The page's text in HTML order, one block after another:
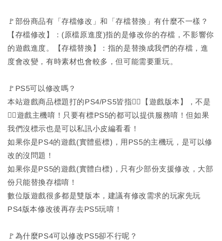
🚩部份商品有「存檔修改」和「存檔替換」有什麼不一樣？
【存檔修改】：(原檔原進度)指的是修改你的存檔，不影響你
的遊戲進度。【存檔替換】：指的是替換成我們的存檔，進
度會改變，有時素材也會較多，但可能需要重玩。
🚩PS5可以修改嗎？
本站遊戲商品標題打的PS4/PS5皆指🙆‍♂️【遊戲版本】，不是
🙅‍♂️遊戲主機唷！只要有標PS5的都可以提供服務唷！但如果
我們沒標示也是可以私訊小皮編看看！
如果你是PS4的遊戲(實體藍標)，用PS5的主機玩，是可以修
改的沒問題！
如果你是PS5的遊戲(實體白標)，只有少部份支援修改，大部
份只能替換存檔唷！
數位版遊戲很多都是雙版本，建議有修改需求的玩家先玩
PS4版本修改後再存去PS5玩唷！
🚩為什麼PS4可以修改PS5卻不行呢？